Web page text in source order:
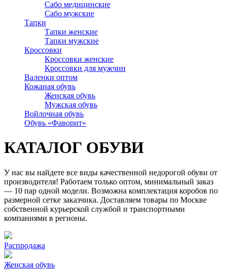
Сабо медицинские
Сабо мужские
Тапки
Тапки женские
Тапки мужские
Кроссовки
Кроссовки женские
Кроссовки для мужчин
Валенки оптом
Кожаная обувь
Женская обувь
Мужская обувь
Войлочная обувь
Обувь «Фаворит»
КАТАЛОГ ОБУВИ
У нас вы найдете все виды качественной недорогой обуви от
производителя! Работаем только оптом, минимальный заказ
— 10 пар одной модели. Возможна комплектация коробов по
размерной сетке заказчика. Доставляем товары по Москве
собственной курьерской службой и транспортными
компаниями в регионы.
Распродажа
Женская обувь